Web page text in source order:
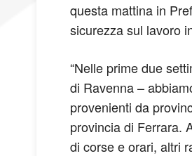
questa mattina in
sicurezza sul lavoro
“Nelle prime due
di Ravenna –
provenienti da
provincia di Ferrara.
di corse e orari, altri